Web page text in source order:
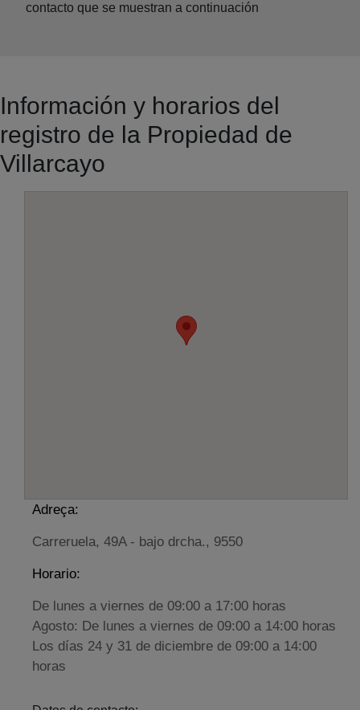
contacto que se muestran a continuación
Información y horarios del
registro de la Propiedad de
Villarcayo
Adreça:
Carreruela, 49A - bajo drcha., 9550
Horario:
De lunes a viernes de 09:00 a 17:00 horas
Agosto: De lunes a viernes de 09:00 a 14:00 horas
Los días 24 y 31 de diciembre de 09:00 a 14:00
horas